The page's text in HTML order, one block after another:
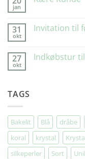
jan
Kære
31
okt
Invitation til
Invitation
27
okt
Indkøbstur
TAGS
Bakelit Blå dråbe
koral
krystal
silkeperler
Sort